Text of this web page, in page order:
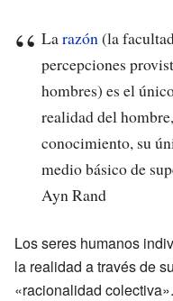
Larazón(la
percepciones
hombres) es el
realidad del
conocimiento, su
medio básico de
Ayn Rand
Los seres humanos
la realidad a través de
«racionalidad